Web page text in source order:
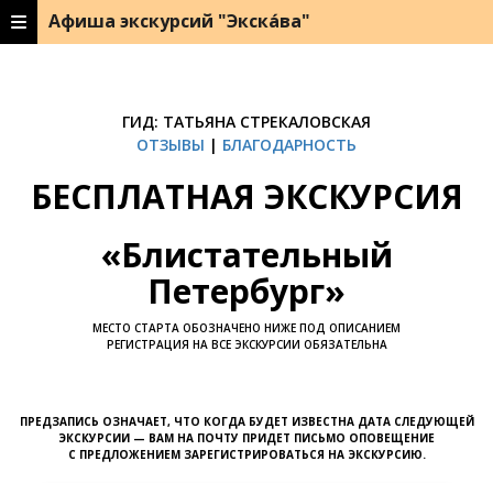
Афиша экскурсий "Экска́ва"
ГИД: ТАТЬЯНА СТРЕКАЛОВСКАЯ
ОТЗЫВЫ | БЛАГОДАРНОСТЬ
БЕСПЛАТНАЯ ЭКСКУРСИЯ
«Блистательный
Петербург»
МЕСТО СТАРТА ОБОЗНАЧЕНО НИЖЕ ПОД ОПИСАНИЕМ
РЕГИСТРАЦИЯ НА ВСЕ ЭКСКУРСИИ ОБЯЗАТЕЛЬНА
ПРЕДЗАПИСЬ ОЗНАЧАЕТ, ЧТО КОГДА БУДЕТ ИЗВЕСТНА ДАТА СЛЕДУЮЩЕЙ
ЭКСКУРСИИ — ВАМ НА ПОЧТУ ПРИДЕТ ПИСЬМО ОПОВЕЩЕНИЕ
С ПРЕДЛОЖЕНИЕМ ЗАРЕГИСТРИРОВАТЬСЯ НА ЭКСКУРСИЮ.